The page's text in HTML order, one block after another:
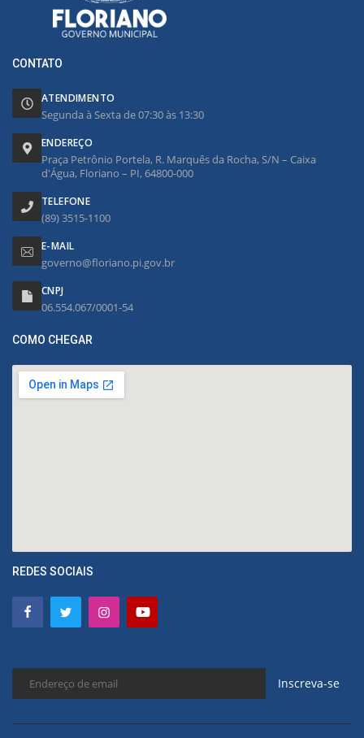
CONTATO
ATENDIMENTO
Segunda à Sexta de 07:30 às 13:30
ENDEREÇO
Praça Petrônio Portela, R. Marquês da Rocha, S/N – Caixa
d'Água, Floriano – PI, 64800-000
TELEFONE
(89) 3515-1100
E-MAIL
governo@floriano.pi.gov.br
CNPJ
06.554.067/0001-54
COMO CHEGAR
REDES SOCIAIS
Inscreva-se